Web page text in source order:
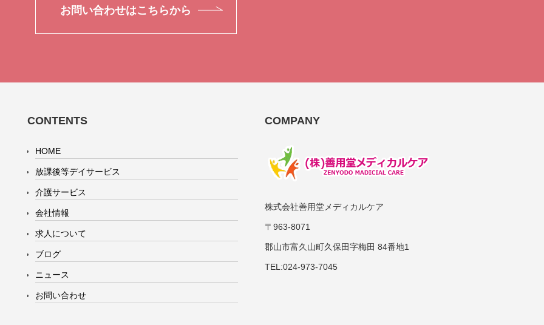
お問い合わせはこちらから
CONTENTS
HOME
放課後等デイサービス
介護サービス
会社情報
求人について
ブログ
ニュース
お問い合わせ
COMPANY
株式会社善用堂メディカルケア
〒963-8071
郡山市富久山町久保田字梅田 84番地1
TEL:024-973-7045